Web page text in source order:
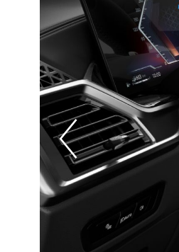
Prevoius